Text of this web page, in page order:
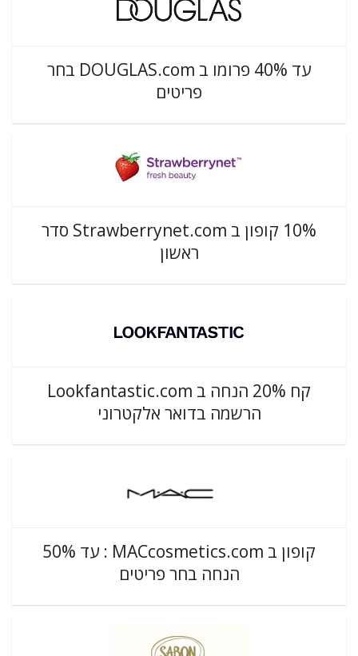
עד 40% פרומו ב DOUGLAS.com בחר
פריטים
10% קופון ב Strawberrynet.com סדר
ראשון
קח 20% הנחה ב Lookfantastic.com
הרשמה בדואר אלקטרוני
קופון ב MACcosmetics.com : עד 50%
הנחה בחר פריטים